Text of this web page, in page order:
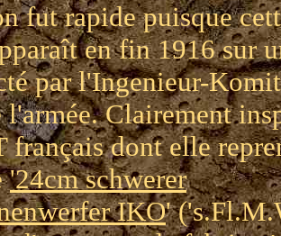
fut rapide puisque
en fin 1916 sur
par l'Ingenieur-
Clairement
français dont elle
'24cm schwerer
IKO'